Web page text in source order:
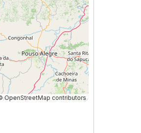
OpenStreetMap contributors